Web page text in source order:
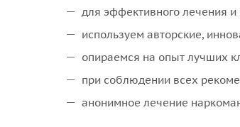
для эффективного лечения
используем авторские,
опираемся на опыт лучших
при соблюдении всех
анонимное лечение